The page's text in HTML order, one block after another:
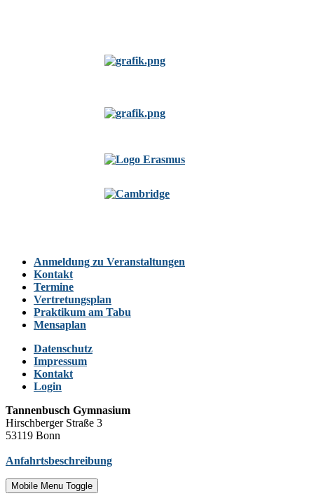
Anmeldung zu Veranstaltungen
Kontakt
Termine
Vertretungsplan
Praktikum am Tabu
Mensaplan
Datenschutz
Impressum
Kontakt
Login
Tannenbusch Gymnasium
Hirschberger Straße 3
53119 Bonn
Anfahrtsbeschreibung
Mobile Menu Toggle